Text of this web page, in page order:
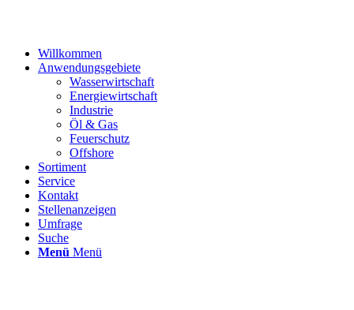
Willkommen
Anwendungsgebiete
Wasserwirtschaft
Energiewirtschaft
Industrie
Öl & Gas
Feuerschutz
Offshore
Sortiment
Service
Kontakt
Stellenanzeigen
Umfrage
Suche
Menü Menü